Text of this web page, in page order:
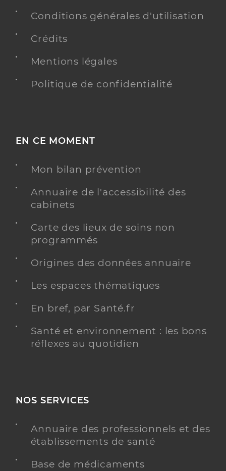
Conditions générales d'utilisation
Crédits
Mentions légales
Politique de confidentialité
EN CE MOMENT
Mon bilan prévention
Annuaire de l'accessibilité des
cabinets
Carte des lieux de soins non
programmés
Origines des données annuaire
Les espaces thématiques
En bref, par Santé.fr
Santé et environnement : les bons
réflexes au quotidien
NOS SERVICES
Annuaire des professionnels et des
établissements de santé
Base de médicaments